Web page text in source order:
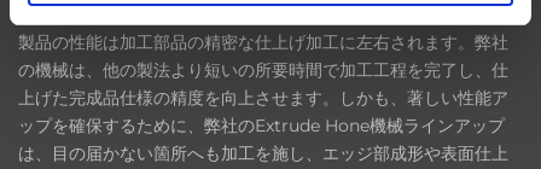
製品の性能は加工部品の精密な仕上げ加工に左右されます。弊社
の機械は、他の製法より短いの所要時間で加工工程を完了し、仕
上げた完成品仕様の精度を向上させます。しかも、著しい性能ア
ップを確保するために、弊社のExtrude Hone機械ラインアップ
は、目の届かない箇所へも加工を施し、エッジ部成形や表面仕上